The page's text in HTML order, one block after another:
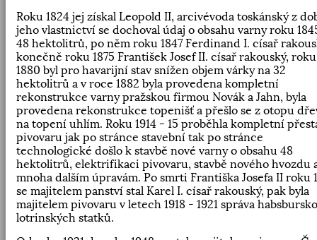
Roku 1824 jej získal Leopold II, arcivévoda toskánský z
jeho vlastnictví se dochoval údaj o obsahu varny roku
48 hektolitrů, po něm roku 1847 Ferdinand I. císař
konečně roku 1875 František Josef II. císař rakouský, roku
1880 byl pro havarijní stav snížen objem várky na 32
hektolitrů a v roce 1882 byla provedena kompletní
rekonstrukce varny pražskou firmou Novák a Jahn, byla
provedena rekonstrukce topenišť a přešlo se z otopu
na topení uhlím. Roku 1914 - 15 proběhla kompletní
pivovaru jak po stránce stavební tak po stránce
technologické došlo k stavbě nové varny o obsahu 48
hektolitrů, elektrifikaci pivovaru, stavbě nového hvozdu
mnoha dalším úpravám. Po smrti Františka Josefa II roku
se majitelem panství stal Karel I. císař rakouský, pak byla
majitelem pivovaru v letech 1918 - 1921 správa habsbursko
lotrinských statků.